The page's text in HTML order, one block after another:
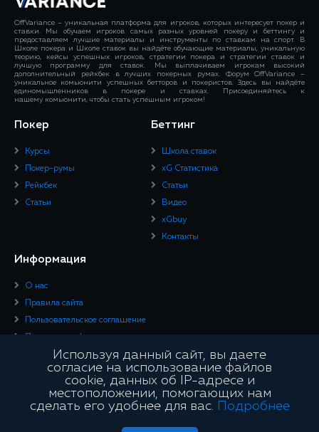
OffVariance – уникальная платформа для игроков, которых интересует покер и
ставки. Мы обучаем игроков самых разных уровней покеру и беттингу и
предоставляем лучшие материалы и инструменты по ставкам на спорт. В
Школе покера и Школе ставок вы найдёте обучающие материалы, уникальную
теорию, кейсы успешных игроков, стратегии покера и стратегии ставок и
лучшую программу для ставок. Мы выплачиваем игрокам высокий
дополнительный рейкбек в лучших покерных румах. Форум OffVariance –
уникальное комьюнити успешных бетторов и покеристов. Здесь вы найдёте
единомышленников в покере и ставках. Присоединяйтесь к
нашему комьюнити, чтобы стать успешным игроком!
Покер
Курсы
Покер-румы
Рейкбек
Статьи
Беттинг
Школа ставок
xG Статистика
Статьи
Видео
xGbuy
Контакты
Информация
О нас
Правила сайта
Пользовательское соглашение
Политика конфиденциальности
Юридическая информация
Подписывайтесь
Используя данный сайт, вы даете
согласие на использование файлов
cookie, данных об IP-адресе и
местоположении, помогающих нам
сделать его удобнее для вас.
Подробнее